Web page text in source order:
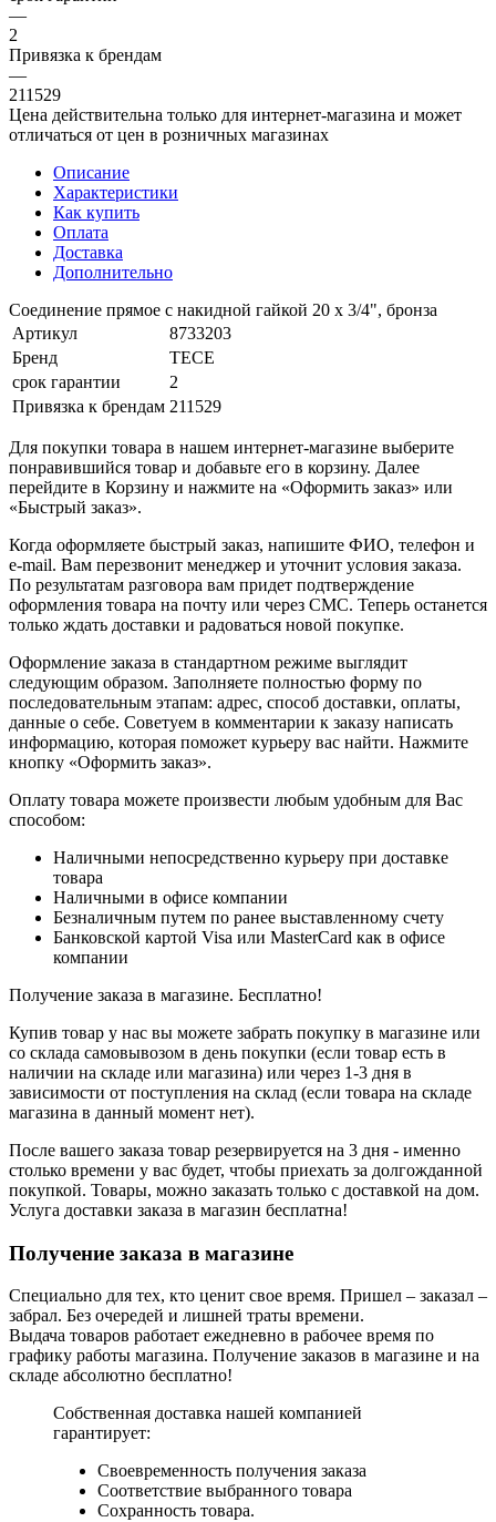
—
2
Привязка к брендам
—
211529
Цена действительна только для интернет-магазина и может
отличаться от цен в розничных магазинах
Описание
Характеристики
Как купить
Оплата
Доставка
Дополнительно
Соединение прямое с накидной гайкой 20 х 3/4", бронза
Артикул
8733203
Бренд
TECE
срок гарантии
2
Привязка к брендам 211529
Для покупки товара в нашем интернет-магазине выберите
понравившийся товар и добавьте его в корзину. Далее
перейдите в Корзину и нажмите на «Оформить заказ» или
«Быстрый заказ».
Когда оформляете быстрый заказ, напишите ФИО, телефон и
e-mail. Вам перезвонит менеджер и уточнит условия заказа.
По результатам разговора вам придет подтверждение
оформления товара на почту или через СМС. Теперь останется
только ждать доставки и радоваться новой покупке.
Оформление заказа в стандартном режиме выглядит
следующим образом. Заполняете полностью форму по
последовательным этапам: адрес, способ доставки, оплаты,
данные о себе. Советуем в комментарии к заказу написать
информацию, которая поможет курьеру вас найти. Нажмите
кнопку «Оформить заказ».
Оплату товара можете произвести любым удобным для Вас
способом:
Наличными непосредственно курьеру при доставке
товара
Наличными в офисе компании
Безналичным путем по ранее выставленному счету
Банковской картой Visa или MasterCard как в офисе
компании
Получение заказа в магазине. Бесплатно!
Купив товар у нас вы можете забрать покупку в магазине или
со склада самовывозом в день покупки (если товар есть в
наличии на складе или магазина) или через 1-3 дня в
зависимости от поступления на склад (если товара на складе
магазина в данный момент нет).
После вашего заказа товар резервируется на 3 дня - именно
столько времени у вас будет, чтобы приехать за долгожданной
покупкой. Товары, можно заказать только с доставкой на дом.
Услуга доставки заказа в магазин бесплатна!
Получение заказа в магазине
Специально для тех, кто ценит свое время. Пришел – заказал –
забрал. Без очередей и лишней траты времени.
Выдача товаров работает ежедневно в рабочее время по
графику работы магазина. Получение заказов в магазине и на
складе абсолютно бесплатно!
Собственная доставка нашей компанией
гарантирует:
Своевременность получения заказа
Соответствие выбранного товара
Сохранность товара.